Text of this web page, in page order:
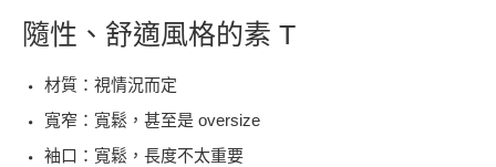
隨性、舒適風格的素 T
材質：視情況而定
寬窄：寬鬆，甚至是 oversize
袖口：寬鬆，長度不太重要